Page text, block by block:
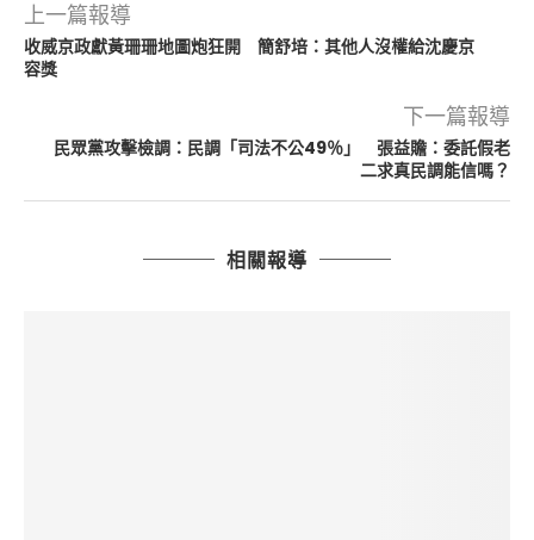
上一篇報導
收威京政獻黃珊珊地圖炮狂開 簡舒培：其他人沒權給沈慶京
容獎
下一篇報導
民眾黨攻擊檢調：民調「司法不公49％」 張益贍：委託假老
二求真民調能信嗎？
相關報導